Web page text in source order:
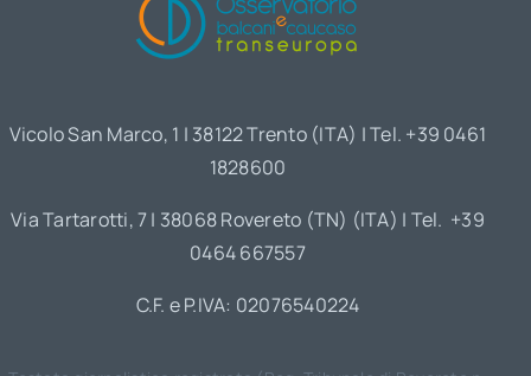
Vicolo San Marco, 1 | 38122 Trento (ITA) | Tel. +39 0461
1828600
Via Tartarotti, 7 | 38068 Rovereto (TN) (ITA) | Tel. +39
0464 667557
C.F. e P.IVA: 02076540224